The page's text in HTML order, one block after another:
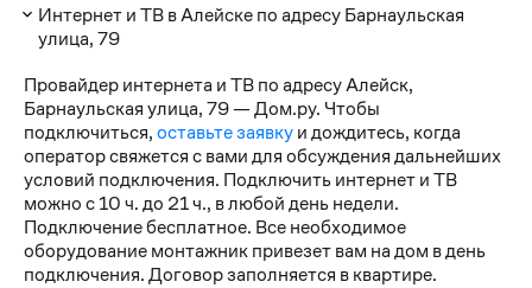
Интернет и ТВ в Алейске по адресу Барнаульская
улица, 79
Провайдер интернета и ТВ по адресу Алейск,
Барнаульская улица, 79 — Дом.ру. Чтобы
подключиться,оставьте заявкуи дождитесь, когда
оператор свяжется с вами для обсуждения дальнейших
условий подключения. Подключить интернет и ТВ
можно с 10 ч. до 21 ч., в любой день недели.
Подключение бесплатное. Все необходимое
оборудование монтажник привезет вам на дом в день
подключения. Договор заполняется в квартире.